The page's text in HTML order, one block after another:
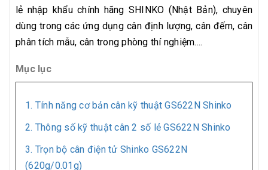
lẻ nhập khẩu chính hãng SHINKO (Nhật Bản), chuyên
dùng trong các ứng dụng cân định lượng, cân đếm, cân
phân tích mẫu, cân trong phòng thí nghiệm....
Mục lục
1. Tính năng cơ bản cân kỹ thuật GS622N Shinko
2. Thông số kỹ thuật cân 2 số lẻ GS622N Shinko
3. Trọn bộ cân điện tử Shinko GS622N
(620g/0.01g)